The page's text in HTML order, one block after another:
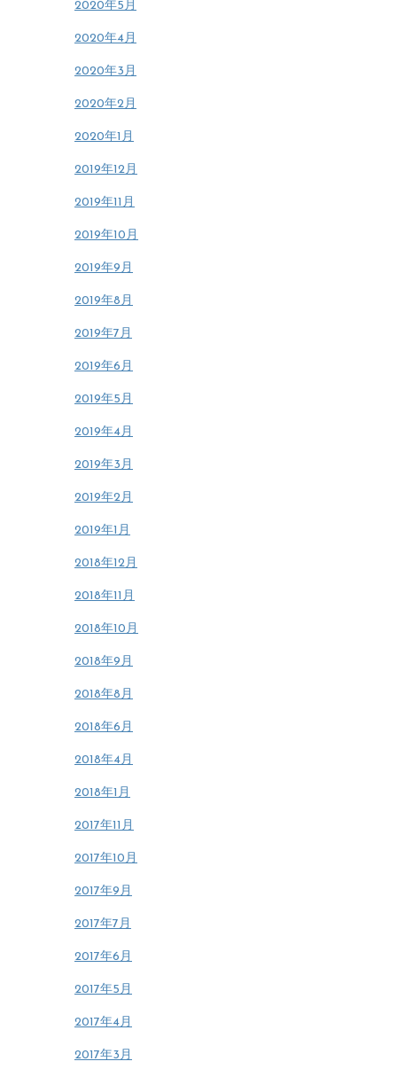
2020年5月
2020年4月
2020年3月
2020年2月
2020年1月
2019年12月
2019年11月
2019年10月
2019年9月
2019年8月
2019年7月
2019年6月
2019年5月
2019年4月
2019年3月
2019年2月
2019年1月
2018年12月
2018年11月
2018年10月
2018年9月
2018年8月
2018年6月
2018年4月
2018年1月
2017年11月
2017年10月
2017年9月
2017年7月
2017年6月
2017年5月
2017年4月
2017年3月